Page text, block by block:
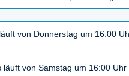
von Donnerstag um 16:00
läuft von Samstag um 16:00